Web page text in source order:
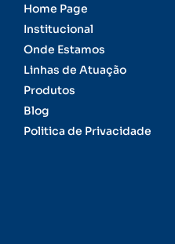
Home Page
Institucional
Onde Estamos
Linhas de Atuação
Produtos
Blog
Politica de Privacidade